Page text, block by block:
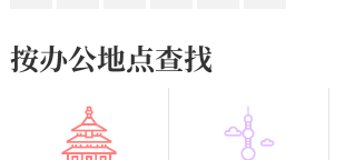
按办公地点查找